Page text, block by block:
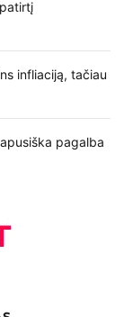
infliaciją, tačiau
pagalba